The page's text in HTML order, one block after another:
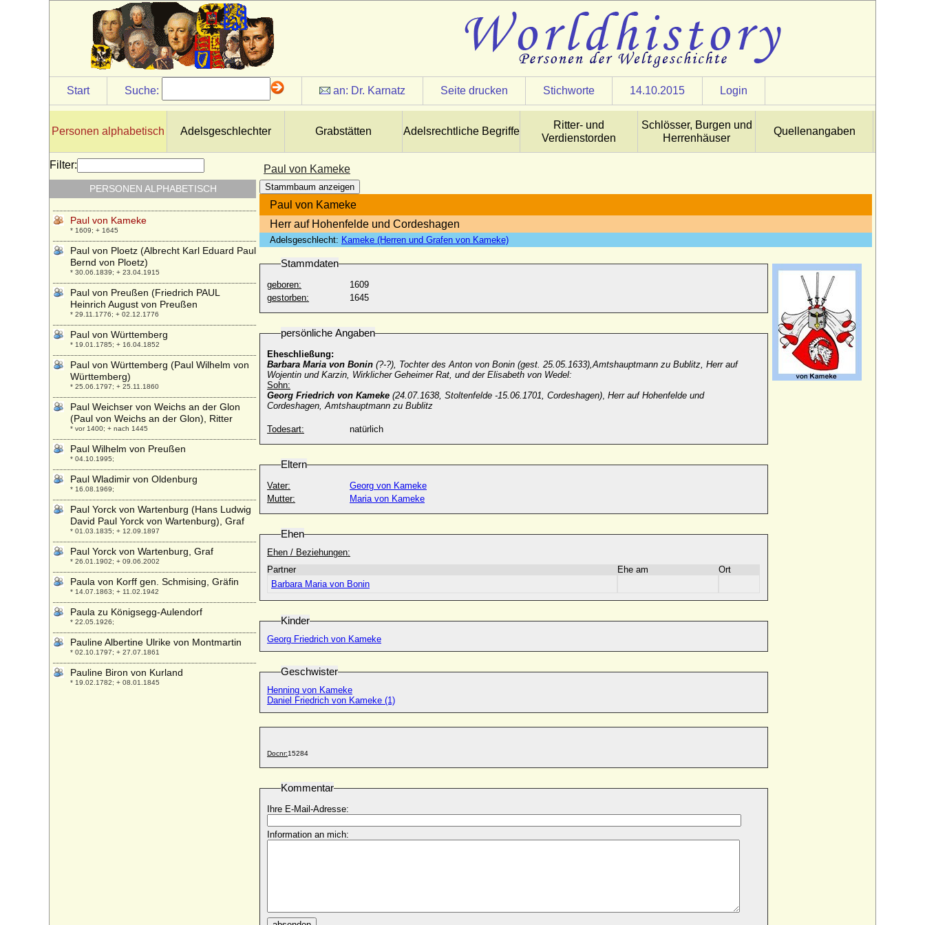
Start Suche: an: Dr. Karnatz Seite drucken Stichworte 14.10.2015 Login
Personen alphabetisch Adelsgeschlechter Grabstätten Adelsrechtliche Begriffe
Ritter- und
Verdienstorden
Schlösser, Burgen und
Herrenhäuser
Quellenangaben
Paul von Kameke
Stammbaum anzeigen
Paul von Kameke
Herr auf Hohenfelde und Cordeshagen
Adelsgeschlecht: Kameke (Herren und Grafen von Kameke)
Stammdaten
geboren:
1609
gestorben:
1645
persönliche Angaben
Eheschließung:
Barbara Maria von Bonin (?-?), Tochter des Anton von Bonin (gest. 25.05.1633),Amtshauptmann zu Bublitz, Herr auf
Wojentin und Karzin, Wirklicher Geheimer Rat, und der Elisabeth von Wedel:
Sohn:
Georg Friedrich von Kameke (24.07.1638, Stoltenfelde -15.06.1701, Cordeshagen), Herr auf Hohenfelde und
Cordeshagen, Amtshauptmann zu Bublitz
Todesart: natürlich
Eltern
Vater:
Georg von Kameke
Mutter:
Maria von Kameke
Ehen
Ehen / Beziehungen:
Partner
Ehe am
Ort
Barbara Maria von Bonin
Kinder
Georg Friedrich von Kameke
Geschwister
Henning von Kameke
Daniel Friedrich von Kameke (1)
Docnr:15284
Kommentar
Ihre E-Mail-Adresse:
Information an mich:
Filter:
PERSONEN ALPHABETISCH
Paul Joachim von Bülow
* 01.12.1606; + 01.01.1669
Paul Joseph von Landsberg-Velen,
Reichsfreiherr
* 27.02.1761 ; + 13.03.1800
Paul Karadjordjevic
* 27.04.1893; + 14.09.1976
Paul Karl von Lettow-Vorbeck
Paul Louis Archambauld Boson de
Perigord)
* 20.08.1867; + 09.05.1952
Paul von Hedemann-Heespen
* 08.02.1869; + 22.02.1937
Paul von Kameke
* 1609; + 1645
Paul von Ploetz (Albrecht Karl Eduard Paul
Bernd von Ploetz)
* 30.06.1839; + 23.04.1915
Paul von Preußen (Friedrich PAUL
Heinrich August von Preußen
* 29.11.1776; + 02.12.1776
Paul von Württemberg
* 19.01.1785; + 16.04.1852
Paul von Württemberg (Paul Wilhelm von
Württemberg)
* 25.06.1797; + 25.11.1860
Paul Weichser von Weichs an der Glon
(Paul von Weichs an der Glon), Ritter
* vor 1400; + nach 1445
Paul Wilhelm von Preußen
* 04.10.1995;
Paul Wladimir von Oldenburg
* 16.08.1969;
Paul Yorck von Wartenburg (Hans Ludwig
David Paul Yorck von Wartenburg), Graf
* 01.03.1835; + 12.09.1897
Paul Yorck von Wartenburg, Graf
* 26.01.1902; + 09.06.2002
Paula von Korff gen. Schmising, Gräfin
* 14.07.1863; + 11.02.1942
Paula zu Königsegg-Aulendorf
* 22.05.1926;
Pauline Albertine Ulrike von Montmartin
* 02.10.1797; + 27.07.1861
Pauline Biron von Kurland
* 19.02.1782; + 08.01.1845